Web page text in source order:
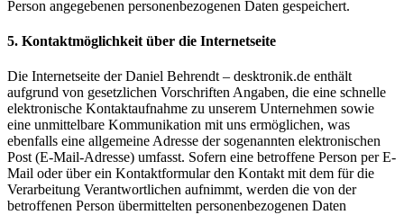
Person angegebenen personenbezogenen Daten gespeichert.
5. Kontaktmöglichkeit über die Internetseite
Die Internetseite der Daniel Behrendt – desktronik.de enthält
aufgrund von gesetzlichen Vorschriften Angaben, die eine schnelle
elektronische Kontaktaufnahme zu unserem Unternehmen sowie
eine unmittelbare Kommunikation mit uns ermöglichen, was
ebenfalls eine allgemeine Adresse der sogenannten elektronischen
Post (E-Mail-Adresse) umfasst. Sofern eine betroffene Person per E-
Mail oder über ein Kontaktformular den Kontakt mit dem für die
Verarbeitung Verantwortlichen aufnimmt, werden die von der
betroffenen Person übermittelten personenbezogenen Daten